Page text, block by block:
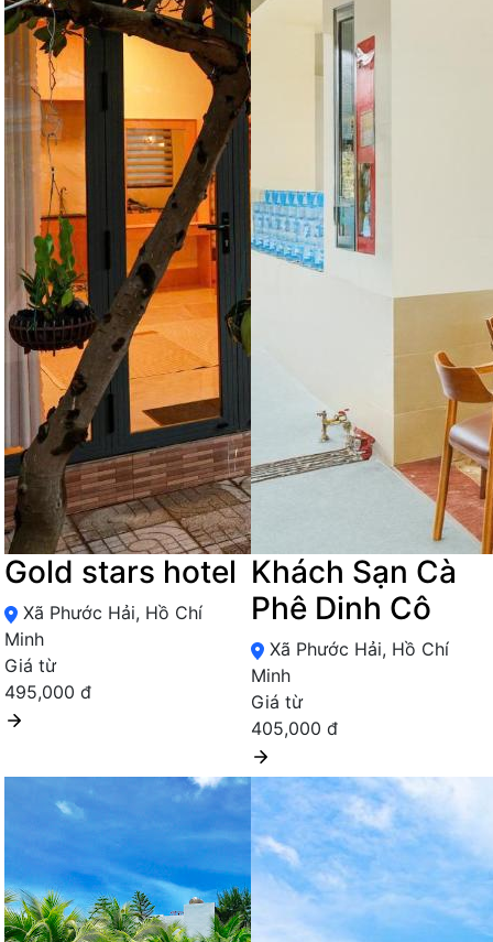
Gold stars hotel
Xã Phước Hải, Hồ Chí
Minh
Giá từ
495,000 đ
Khách Sạn Cà
Phê Dinh Cô
Xã Phước Hải, Hồ Chí
Minh
Giá từ
405,000 đ